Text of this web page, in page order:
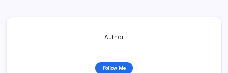
Author
Follow Me